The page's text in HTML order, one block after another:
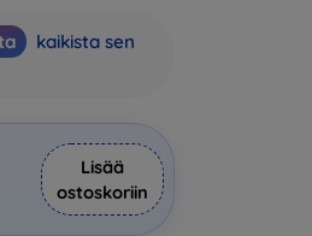
kaikista sen
Lisää
ostoskoriin